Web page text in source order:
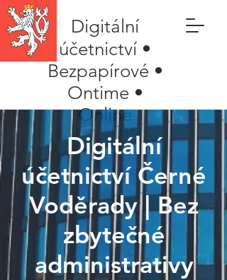
Digitální
účetnictví •
Bezpapírové •
Ontime •
Online
Digitální
účetnictví Černé
Voděrady | Bez
zbytečné
administrativy